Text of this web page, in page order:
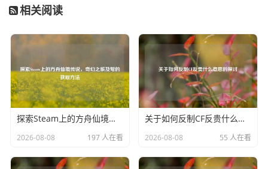
进行集中消灭，从而为自己和队友争取到宝贵的生存空间，
够出其不意地抓住逃跑的幽灵,给予致命一击。
黄金生化勾不仅仅是一件武器，更成为了玩家在CF手游生化
模式中展现个人技巧与策略的重要工具，它让玩家在生化战
场上拥有了更多的主动性和创造性，为生化模式增添了别样
的乐趣与精彩，无论是新手玩家还是资深大神，都对黄金生
化勾青睐有加，它已然成为了CF手游生化战场上一道亮丽的
风景线，书写着无数精彩的战斗篇章。
相关阅读
探索Steam上的方舟仙境传说，奇幻之旅及弩的获取方法
2026-08-08 197 人在看
关于如何反制CF反贵什么意思的探讨
2026-08-08 55 人在看